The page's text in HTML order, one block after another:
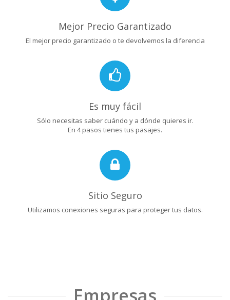
Mejor Precio Garantizado
El mejor precio garantizado o te devolvemos la diferencia
Es muy fácil
Sólo necesitas saber cuándo y a dónde quieres ir.
En 4 pasos tienes tus pasajes.
Sitio Seguro
Utilizamos conexiones seguras para proteger tus datos.